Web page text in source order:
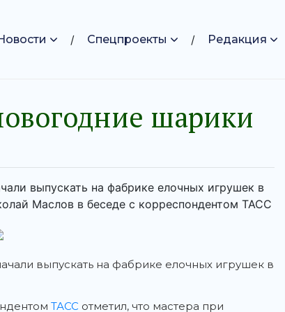
Спецпроекты Редакция
шарики
выпускать на фабрике елочных игрушек в
Маслов в беседе с корреспондентом ТАСС
выпускать на фабрике елочных игрушек в
ТАСС отметил, что мастера при